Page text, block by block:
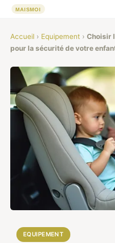
Accueil › Equipement › Choisir
pour la sécurité de votre
EQUIPEMENT